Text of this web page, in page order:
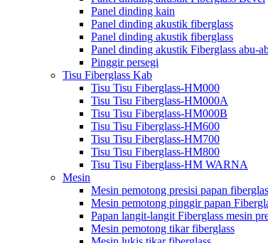
Panel dinding kain
Panel dinding akustik fiberglass
Panel dinding akustik fiberglass
Panel dinding akustik Fiberglass abu-
Pinggir persegi
Tisu Fiberglass Kab
Tisu Tisu Fiberglass-HM000
Tisu Tisu Fiberglass-HM000A
Tisu Tisu Fiberglass-HM000B
Tisu Tisu Fiberglass-HM600
Tisu Tisu Fiberglass-HM700
Tisu Tisu Fiberglass-HM800
Tisu Tisu Fiberglass-HM WARNA
Mesin
Mesin pemotong presisi papan
Mesin pemotong pinggir papan
Papan langit-langit Fiberglass mesin
Mesin pemotong tikar fiberglass